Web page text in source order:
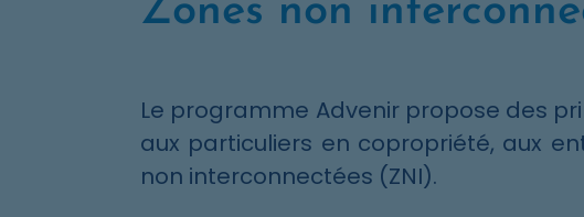
Zones non
Le programme Advenir propose des
aux particuliers en copropriété, aux
non interconnectées (ZNI).